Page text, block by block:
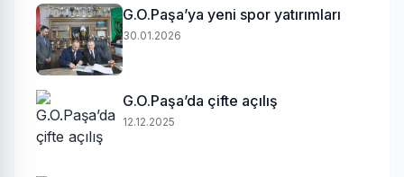
G.O.Paşa’ya yeni spor yatırımları
30.01.2026
G.O.Paşa’da çifte açılış
12.12.2025